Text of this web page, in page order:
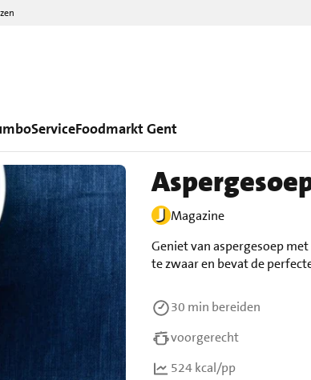
ServiceFoodmarkt Gent
Magazine
Geniet van aspergesoep
te zwaar en bevat de
30 min bereiden
voorgerecht
524 kcal/pp